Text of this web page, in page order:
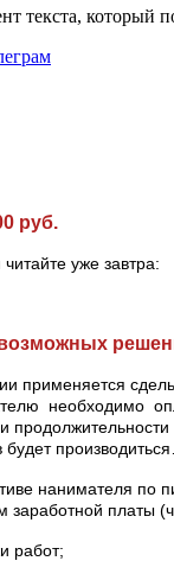
текста, который
руб.
уже завтра:
применяется
необходимо
нанимателя по
платы
работ;